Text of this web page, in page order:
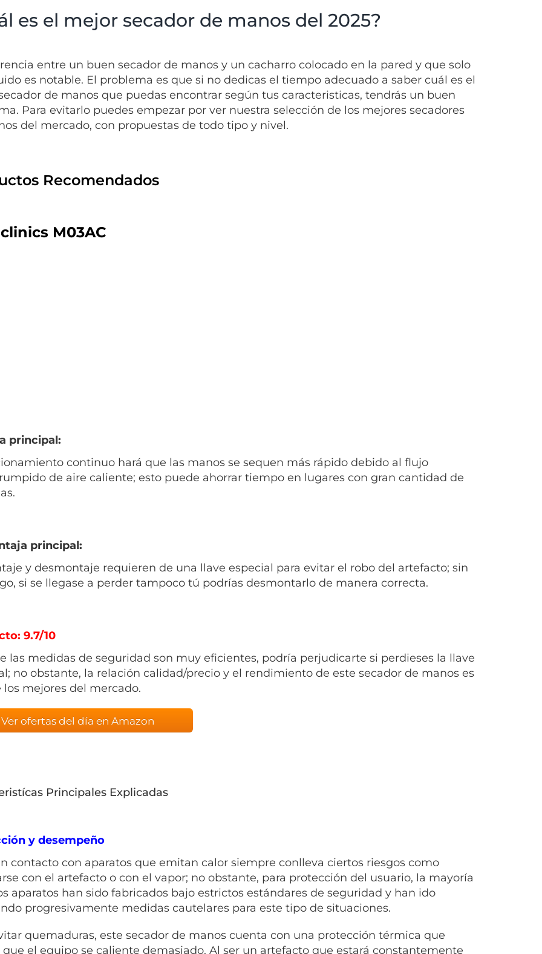
es el mejor secador de manos del 2025?
entre un buen secador de manos y un cacharro colocado en la pared y que solo
es notable. El problema es que si no dedicas el tiempo adecuado a saber cuál es el
de manos que puedas encontrar según tus caracteristicas, tendrás un buen
Para evitarlo puedes empezar por ver nuestra selección de los mejores secadores
del mercado, con propuestas de todo tipo y nivel.
Recomendados
M03AC
principal:
continuo hará que las manos se sequen más rápido debido al flujo
de aire caliente; esto puede ahorrar tiempo en lugares con gran cantidad de
principal:
y desmontaje requieren de una llave especial para evitar el robo del artefacto; sin
si se llegase a perder tampoco tú podrías desmontarlo de manera correcta.
9.7/10
las medidas de seguridad son muy eficientes, podría perjudicarte si perdieses la llave
no obstante, la relación calidad/precio y el rendimiento de este secador de manos es
los mejores del mercado.
Ver ofertas del día en Amazon
Principales Explicadas
y desempeño
contacto con aparatos que emitan calor siempre conlleva ciertos riesgos como
con el artefacto o con el vapor; no obstante, para protección del usuario, la mayoría
aparatos han sido fabricados bajo estrictos estándares de seguridad y han ido
progresivamente medidas cautelares para este tipo de situaciones.
quemaduras, este secador de manos cuenta con una protección térmica que
que el equipo se caliente demasiado. Al ser un artefacto que estará constantemente